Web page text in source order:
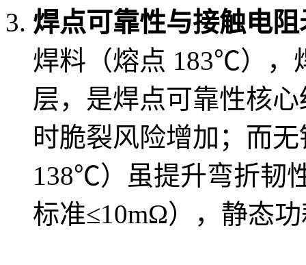
焊点可靠性与接触电阻
焊料（熔点 183℃），
层，是焊点可靠性核
时脆裂风险增加；而
138℃）虽提升弯折韧
标准≤10mΩ），静态